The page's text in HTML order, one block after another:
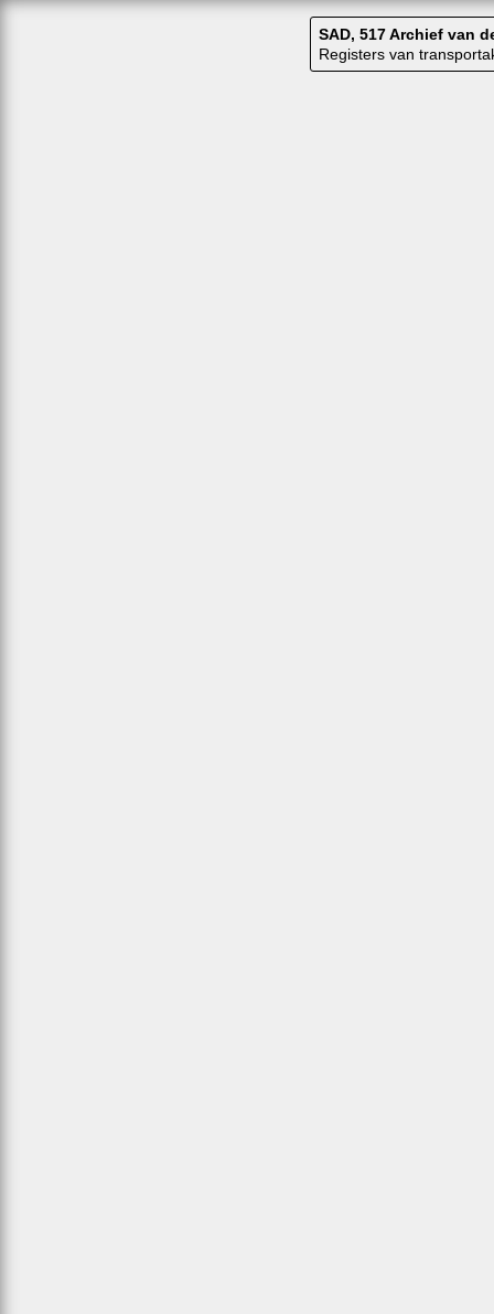
SAD, 517 Archief van
Registers van